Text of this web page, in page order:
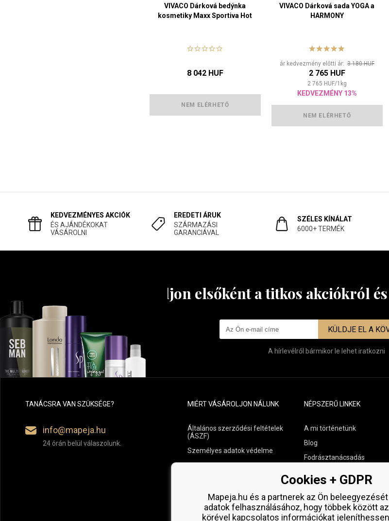
VIVACO Dárková bedýnka
kosmetiky Maxx Sportiva Hot
8 042 HUF
NEM ELÉRHETŐ
VIVACO Dárková sada YOGA a
HARMONY
ár kedvezmény előtti ár:3 180 HUF
2 765 HUF
2 765 HUF/1 kg
KEDVEZMÉNY 13%
NEM ELÉRHETŐ
KEDVEZMÉNYES AKCIÓK
ÉS AJÁNDÉKOKAT
VÁSÁROLNI
EREDETI ÁRUK
SZÁRMAZÁSI
GARANCIÁVAL
SZÉLES KÍNÁLAT
6000+ TERMÉK
Tudjon elsőként a titkos akciókról
KÜLDJE EL A
A hírlevélről bármikor le lehet iratkozni
TANÁCSRA VAN SZÜKSÉGE?
info@mapeja.hu
24 órán belül válaszolunk.
MIÉRT VÁSÁROLJON NÁLUNK
Általános szerződési feltételek
(ÁSZF)
Személyes adatok védelme
Fizetési és szállítási áttekintés
NÉPSZERŰ LINKEK
A mi történetünk
Blog
Fodrásztanácsadás
Ingyenes minták
Cookies + GDPR
Mapeja.hu és a partnerek az Ön
adatok felhasználásához, hogy többek között
körével kapcsolatos információkat